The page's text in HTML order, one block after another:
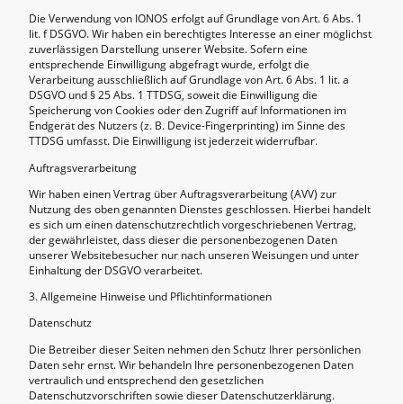
Die Verwendung von IONOS erfolgt auf Grundlage von Art. 6 Abs. 1
lit. f DSGVO. Wir haben ein berechtigtes Interesse an einer möglichst
zuverlässigen Darstellung unserer Website. Sofern eine
entsprechende Einwilligung abgefragt wurde, erfolgt die
Verarbeitung ausschließlich auf Grundlage von Art. 6 Abs. 1 lit. a
DSGVO und § 25 Abs. 1 TTDSG, soweit die Einwilligung die
Speicherung von Cookies oder den Zugriff auf Informationen im
Endgerät des Nutzers (z. B. Device-Fingerprinting) im Sinne des
TTDSG umfasst. Die Einwilligung ist jederzeit widerrufbar.
Auftragsverarbeitung
Wir haben einen Vertrag über Auftragsverarbeitung (AVV) zur
Nutzung des oben genannten Dienstes geschlossen. Hierbei handelt
es sich um einen datenschutzrechtlich vorgeschriebenen Vertrag,
der gewährleistet, dass dieser die personenbezogenen Daten
unserer Websitebesucher nur nach unseren Weisungen und unter
Einhaltung der DSGVO verarbeitet.
3. Allgemeine Hinweise und Pflicht­informationen
Datenschutz
Die Betreiber dieser Seiten nehmen den Schutz Ihrer persönlichen
Daten sehr ernst. Wir behandeln Ihre personenbezogenen Daten
vertraulich und entsprechend den gesetzlichen
Datenschutzvorschriften sowie dieser Datenschutzerklärung.